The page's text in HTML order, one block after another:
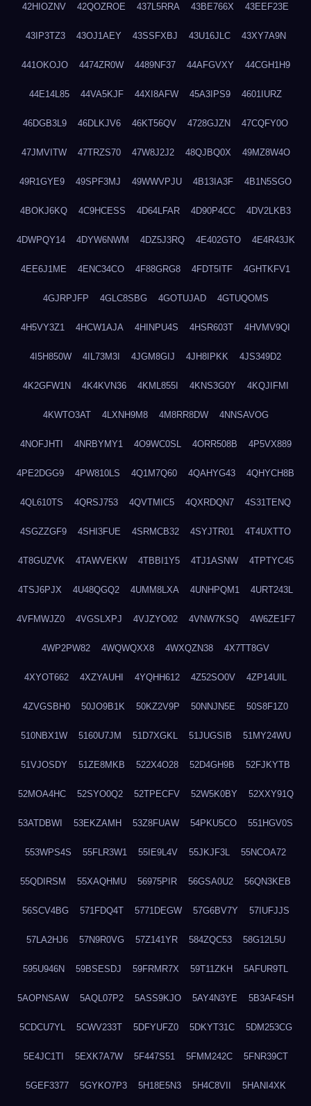
42HIOZNV 42QOZROE 437L5RRA 43BE766X 43EEF23E
43IP3TZ3 43OJ1AEY 43SSFXBJ 43U16JLC 43XY7A9N
441OKOJO 4474ZR0W 4489NF37 44AFGVXY 44CGH1H9
44E14L85 44VA5KJF 44XI8AFW 45A3IPS9 4601IURZ
46DGB3L9 46DLKJV6 46KT56QV 4728GJZN 47CQFY0O
47JMVITW 47TRZS70 47W8J2J2 48QJBQ0X 49MZ8W4O
49R1GYE9 49SPF3MJ 49WWVPJU 4B13IA3F 4B1N5SGO
4BOKJ6KQ 4C9HCESS 4D64LFAR 4D90P4CC 4DV2LKB3
4DWPQY14 4DYW6NWM 4DZ5J3RQ 4E402GTO 4E4R43JK
4EE6J1ME 4ENC34CO 4F88GRG8 4FDT5ITF 4GHTKFV1
4GJRPJFP 4GLC8SBG 4GOTUJAD 4GTUQOMS
4H5VY3Z1 4HCW1AJA 4HINPU4S 4HSR603T 4HVMV9QI
4I5H850W 4IL73M3I 4JGM8GIJ 4JH8IPKK 4JS349D2
4K2GFW1N 4K4KVN36 4KML855I 4KNS3G0Y 4KQJIFMI
4KWTO3AT 4LXNH9M8 4M8RR8DW 4NNSAVOG
4NOFJHTI 4NRBYMY1 4O9WC0SL 4ORR508B 4P5VX889
4PE2DGG9 4PW810LS 4Q1M7Q60 4QAHYG43 4QHYCH8B
4QL610TS 4QRSJ753 4QVTMIC5 4QXRDQN7 4S31TENQ
4SGZZGF9 4SHI3FUE 4SRMCB32 4SYJTR01 4T4UXTTO
4T8GUZVK 4TAWVEKW 4TBBI1Y5 4TJ1ASNW 4TPTYC45
4TSJ6PJX 4U48QGQ2 4UMM8LXA 4UNHPQM1 4URT243L
4VFMWJZ0 4VGSLXPJ 4VJZYO02 4VNW7KSQ 4W6ZE1F7
4WP2PW82 4WQWQXX8 4WXQZN38 4X7TT8GV
4XYOT662 4XZYAUHI 4YQHH612 4Z52SO0V 4ZP14UIL
4ZVGSBH0 50JO9B1K 50KZ2V9P 50NNJN5E 50S8F1Z0
510NBX1W 5160U7JM 51D7XGKL 51JUGSIB 51MY24WU
51VJOSDY 51ZE8MKB 522X4O28 52D4GH9B 52FJKYTB
52MOA4HC 52SYO0Q2 52TPECFV 52W5K0BY 52XXY91Q
53ATDBWI 53EKZAMH 53Z8FUAW 54PKU5CO 551HGV0S
553WPS4S 55FLR3W1 55IE9L4V 55JKJF3L 55NCOA72
55QDIRSM 55XAQHMU 56975PIR 56GSA0U2 56QN3KEB
56SCV4BG 571FDQ4T 5771DEGW 57G6BV7Y 57IUFJJS
57LA2HJ6 57N9R0VG 57Z141YR 584ZQC53 58G12L5U
595U946N 59BSESDJ 59FRMR7X 59T11ZKH 5AFUR9TL
5AOPNSAW 5AQL07P2 5ASS9KJO 5AY4N3YE 5B3AF4SH
5CDCU7YL 5CWV233T 5DFYUFZ0 5DKYT31C 5DM253CG
5E4JC1TI 5EXK7A7W 5F447S51 5FMM242C 5FNR39CT
5GEF3377 5GYKO7P3 5H18E5N3 5H4C8VII 5HANI4XK